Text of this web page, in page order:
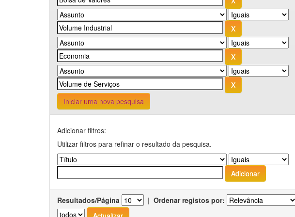
Iniciar uma nova pesquisa
Adicionar filtros:
Utilizar filtros para refinar o resultado da pesquisa.
Resultados/Página | Ordenar registos por: